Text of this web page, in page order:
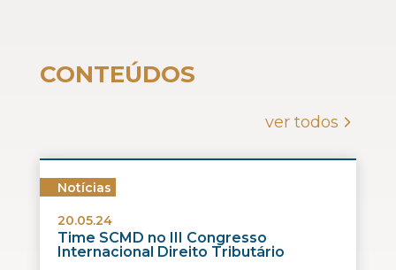
CONTEÚDOS
ver todos
Notícias
20.05.24
Time SCMD no III Congresso
Internacional Direito Tributário